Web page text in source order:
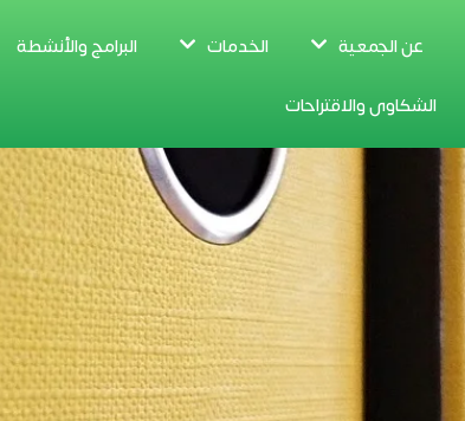
عن الجمعية الخدمات البرامج والأنشطة
الشكاوى والاقتراحات